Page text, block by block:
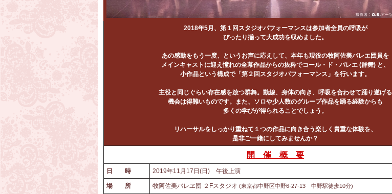
2018年5月、第１回スタジオパフォーマンスは参加者全員の呼吸が
ぴったり揃って大成功を収めました。
あの感動をもう一度、というお声に応えして、本年も現役の牧阿佐美バレエ団員を
メインキャストに迎え憧れの全幕作品からの抜粋でコール・ド・バレエ (群舞) と、
小作品という構成で「第２回スタジオパフォーマンス」を行います。
主役と同じぐらい存在感を放つ群舞。動線、身体の向き、呼吸を合わせて踊り遂げる
機会は得難いものです。
また、ソロや少人数のグループ作品を踊る経験からも
多くの学びが得られることでしょう。
リハーサルをしっかり重ねて１つの作品に向き合う楽しく貴重な体験を、
是非ご一緒にしてみませんか？
開 催 概 要
日 時 2019年11月17日(日) 午後上演
場 所 牧阿佐美バレヱ団 ２Fスタジオ (東京都中野区中野6-27-13 中野駅徒歩10分)